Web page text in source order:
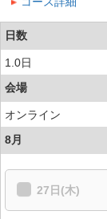
日数
1.0日
会場
オンライン
8月
27日(木)